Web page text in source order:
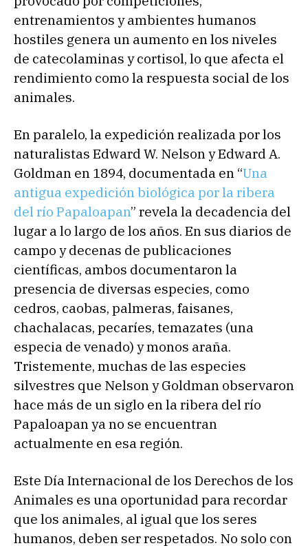
entrenamientos y ambientes humanos
hostiles genera un aumento en los niveles
de catecolaminas y cortisol, lo que afecta el
rendimiento como la respuesta social de los
animales.
En paralelo, la expedición realizada por los
naturalistas Edward W. Nelson y Edward A.
Goldman en 1894, documentada en “Una
antigua expedición biológica por la ribera
del río Papaloapan” revela la decadencia del
lugar a lo largo de los años. En sus diarios de
campo y decenas de publicaciones
científicas, ambos documentaron la
presencia de diversas especies, como
cedros, caobas, palmeras, faisanes,
chachalacas, pecaríes, temazates (una
especia de venado) y monos araña.
Tristemente, muchas de las especies
silvestres que Nelson y Goldman observaron
hace más de un siglo en la ribera del río
Papaloapan ya no se encuentran
actualmente en esa región.
Este Día Internacional de los Derechos de los
Animales es una oportunidad para recordar
que los animales, al igual que los seres
humanos, deben ser respetados. No solo con